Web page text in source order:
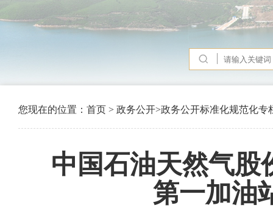
您现在的位置： 首页 > 政务公开>政务公开标准化规范化专
中国石油天然气股
第一加油